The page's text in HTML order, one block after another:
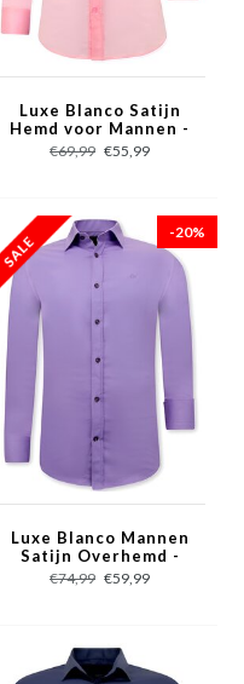
Luxe Blanco Satijn
Hemd voor Mannen -
Slim Fit - 3071 - Roze
€69,99 €55,99
-20%
Luxe Blanco Mannen
Satijn Overhemd -
Slim Fit - 3073 - Paars
€74,99 €59,99